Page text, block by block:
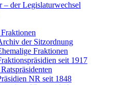
– der Legislaturwechsel
der Sitzordnung
Fraktionen
seit 1917
NR seit 1848